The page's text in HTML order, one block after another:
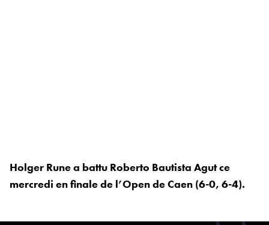
Holger Rune a battu Roberto Bautista Agut ce
mercredi en finale de l’Open de Caen (6-0, 6-4).